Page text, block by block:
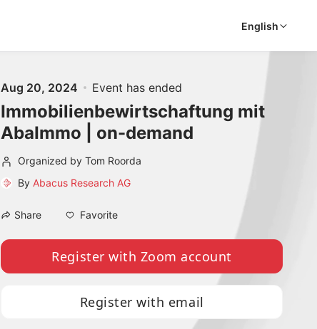
English
Aug 20, 2024 Event has ended
Immobilienbewirtschaftung mit
AbaImmo | on-demand
Organized by Tom Roorda
By Abacus Research AG
Share Favorite
Register with Zoom account
Register with email